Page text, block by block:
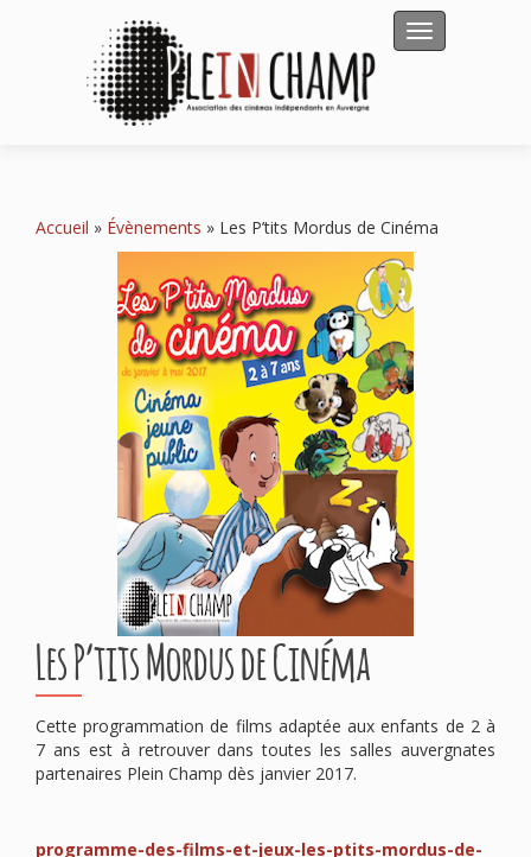
Afficher/
Accueil » Évènements » Les P’tits Mordus de Cinéma
Les P’tits Mordus de Cinéma
Cette programmation de films adaptée aux enfants de 2 à
7 ans est à retrouver dans toutes les salles auvergnates
partenaires Plein Champ dès janvier 2017.
programme-des-films-et-jeux-les-ptits-mordus-de-